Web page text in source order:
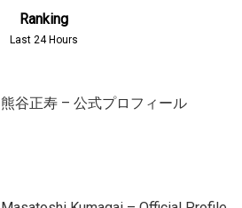
Ranking
Last 24 Hours
熊谷正寿 – 公式プロフィール